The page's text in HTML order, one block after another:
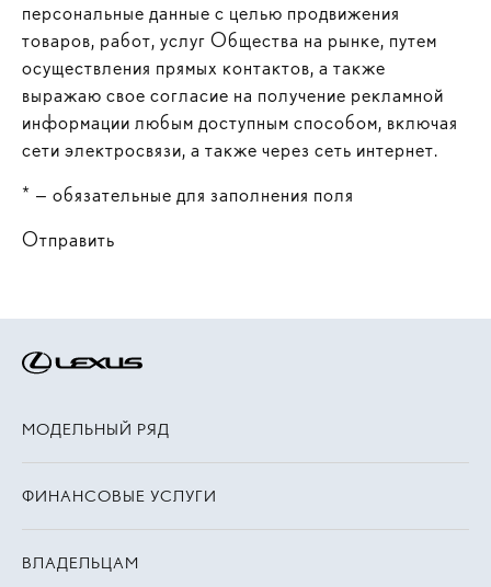
персональные данные с целью продвижения
товаров, работ, услуг Общества на рынке, путем
осуществления прямых контактов, а также
выражаю свое согласие на получение рекламной
информации любым доступным способом, включая
сети электросвязи, а также через сеть интернет.
* — обязательные для заполнения поля
Отправить
МОДЕЛЬНЫЙ РЯД
ФИНАНСОВЫЕ УСЛУГИ
ВЛАДЕЛЬЦАМ